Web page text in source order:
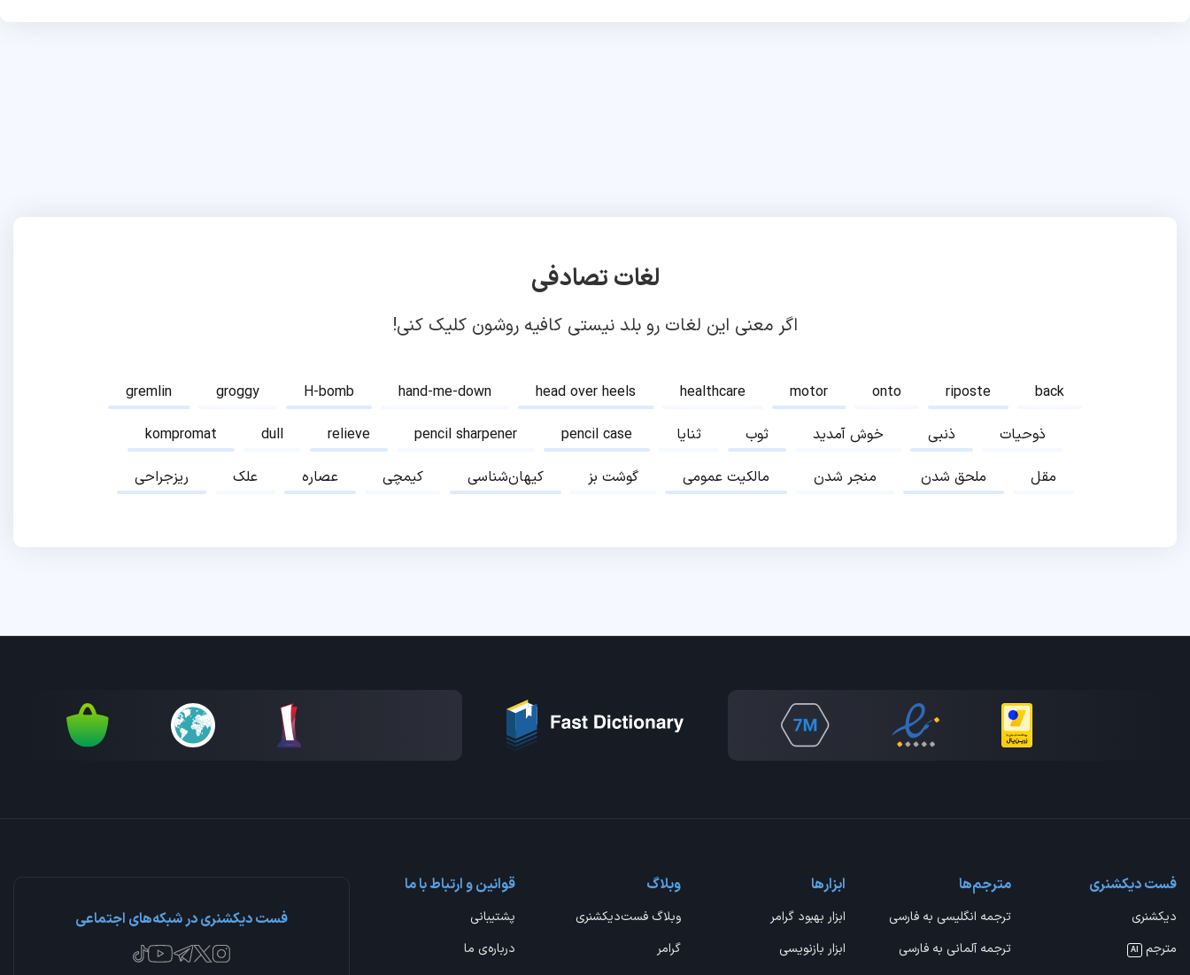
لغات تصادفی
اگر معنی این لغات رو بلد نیستی کافیه روشون کلیک کنی!
gremlin groggy H-bomb hand-me-down head over heels healthcare motor onto riposte
back
kompromat
dull relieve pencil sharpener pencil case ثنایا ثوب خوش آمدید ذنبی
ذوحیات
ریزجراحی
علک عصاره کیمچی کیهان‌شناسی گوشت بز مالکیت عمومی منجر شدن ملحق شدن مقل
فست دیکشنری
دیکشنری
مترجم
AI
مترجم‌ها
ترجمه انگلیسی به فارسی
ترجمه آلمانی به فارسی
ابزارها
ابزار بهبود گرامر
ابزار بازنویسی
وبلاگ
وبلاگ فست‌دیکشنری
گرامر
قوانین و ارتباط با ما
پشتیبانی
درباره‌ی ما
فست دیکشنری در شبکه‌های اجتماعی